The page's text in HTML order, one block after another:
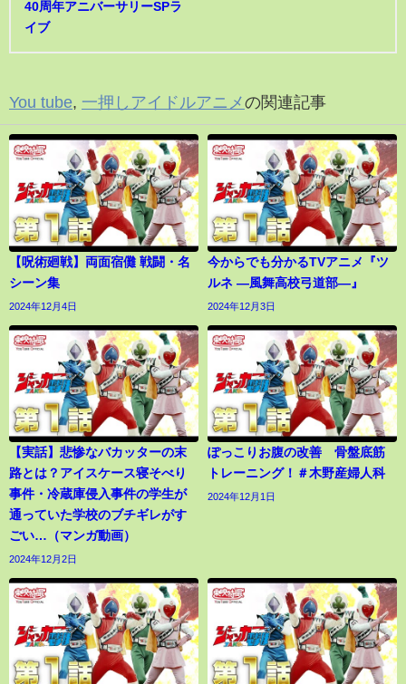
40周年アニバーサリーSPラ
イブ
You tube, 一押しアイドルアニメの関連記事
【呪術廻戦】両面宿儺 戦闘・名
シーン集
2024年12月4日
今からでも分かるTVアニメ『ツ
ルネ ―風舞高校弓道部―』
2024年12月3日
【実話】悲惨なバカッターの末
路とは？アイスケース寝そべり
事件・冷蔵庫侵入事件の学生が
通っていた学校のブチギレがす
ごい…（マンガ動画）
2024年12月2日
ぽっこりお腹の改善 骨盤底筋
トレーニング！＃木野産婦人科
2024年12月1日